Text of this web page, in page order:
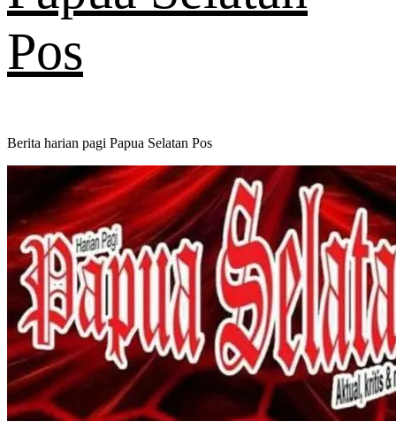
Pos
Berita harian pagi Papua Selatan Pos
Primary